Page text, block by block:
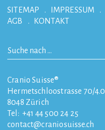
SITEMAP IMPRESSUM
AGB
KONTAKT
Cranio Suisse®
Hermetschloostrasse 70/
8048 Zürich
Tel: +41 44 500 24 25
contact
craniosuisse.ch